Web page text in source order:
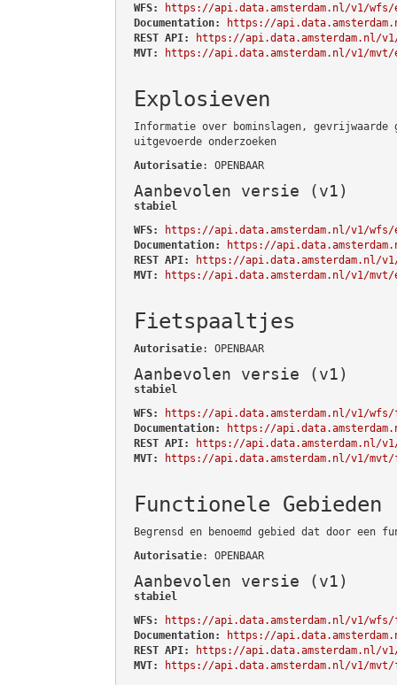
WFS:
https://api.data.amsterdam.nl/v1/wfs/
Documentation:
https://
REST API:
https://api.data.amsterdam.nl/v1/
MVT:
https://api.data.amsterdam.nl/v1/mvt/
Explosieven
Informatie over bominslagen, gevrijwaarde
uitgevoerde onderzoeken
Autorisatie: OPENBAAR
Aanbevolen versie (v1)
stabiel
WFS:
https://api.data.amsterdam.nl/v1/wfs/
Documentation:
https://
REST API:
https://api.data.amsterdam.nl/
MVT:
https://api.data.amsterdam.nl/v1/mvt/
Fietspaaltjes
Autorisatie: OPENBAAR
Aanbevolen versie (v1)
stabiel
WFS:
https://api.data.amsterdam.nl/v1/
Documentation:
https://
REST API:
https://api.data.amsterdam.nl/
MVT:
https://api.data.amsterdam.nl/v1/
Functionele Gebieden
Begrensd en benoemd gebied dat door een
Autorisatie: OPENBAAR
Aanbevolen versie (v1)
stabiel
WFS:
https://api.data.amsterdam.nl/v1/wfs/
Documentation:
https://
REST API:
https://api.data.amsterdam.nl/
MVT:
https://api.data.amsterdam.nl/v1/mvt/